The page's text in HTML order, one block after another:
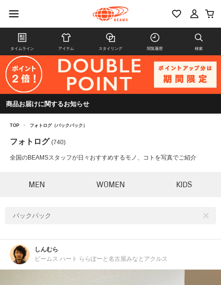
タイムライン アイテム スタイリング 閲覧履歴 検索
商品お届けに関するお知らせ
TOP > フォトログ（バックパック）
フォトログ (740)
全国のBEAMSスタッフが日々おすすめするモノ、コトを写真でご紹介
MEN WOMEN KIDS
バックパック
しんむら
ビームス ハート ららぽーと名古屋みなとアクルス